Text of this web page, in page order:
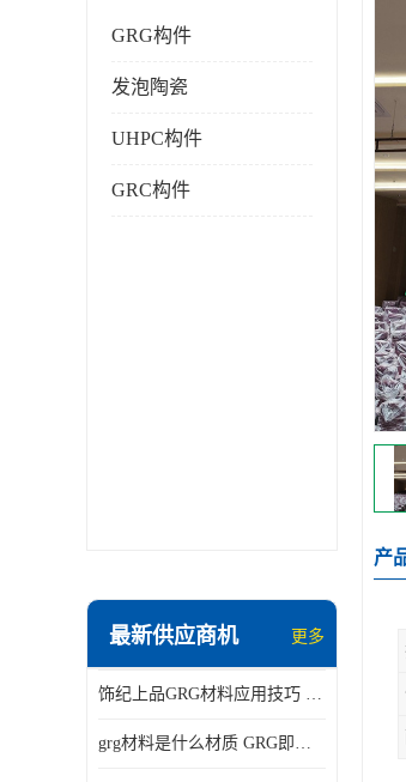
GRG构件
发泡陶瓷
UHPC构件
GRC构件
最新供应商机 更多
饰纪上品GRG材料应用技巧 如何在工程中实现装饰效果
grg材料是什么材质 GRG即玻璃纤维增强石膏
产